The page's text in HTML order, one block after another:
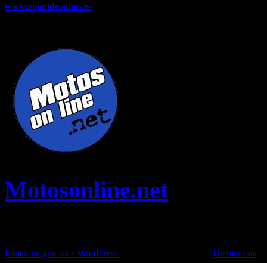
www.zoomdestinos.es
Motosonline.net
Funciona gracias a WordPress
Themeansar.